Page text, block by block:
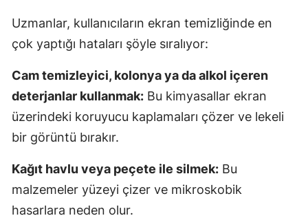
Uzmanlar, kullanıcıların ekran temizliğinde en
çok yaptığı hataları şöyle sıralıyor:
Cam temizleyici, kolonya ya da alkol içeren
deterjanlar kullanmak: Bu kimyasallar ekran
üzerindeki koruyucu kaplamaları çözer ve lekeli
bir görüntü bırakır.
Kağıt havlu veya peçete ile silmek: Bu
malzemeler yüzeyi çizer ve mikroskobik
hasarlara neden olur.